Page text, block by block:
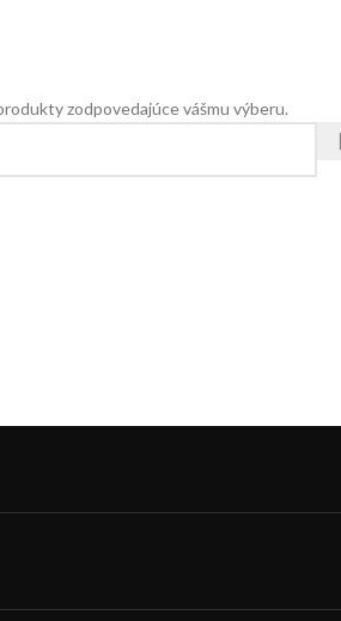
zodpovedajúce vášmu výberu.